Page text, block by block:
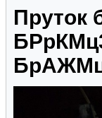
Пруток